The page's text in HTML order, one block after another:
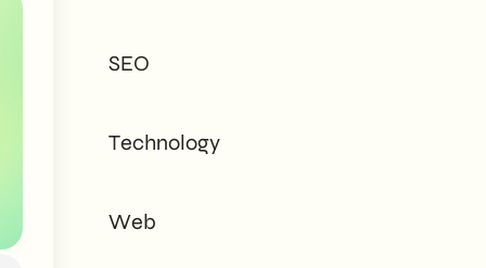
need - corporate or
private.
SEO
Technology
Web